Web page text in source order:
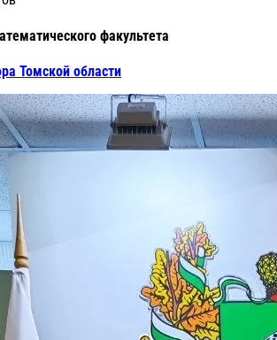
факультета
Томской области